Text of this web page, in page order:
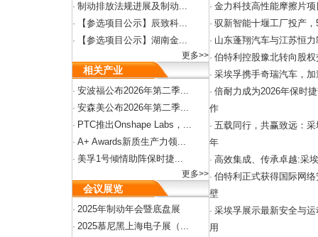
· 制动排放法规进展及制动...
· 【参选项目公示】辰致科...
· 【参选项目公示】湖南金...
更多>>
相关产业
· 安波福公布2026年第二季...
· 安森美公布2026年第二季...
· PTC推出Onshape Labs，...
· A+ Awards新质生产力领...
· 美孚1号倾情助阵保时捷...
更多>>
会议展览
· 2025年制动年会暨底盘展
· 2025慕尼黑上海电子展（...
· 金力科技高性能摩擦片
· 驭新智能十堰工厂投产
· 山东蓬翔汽车与江苏恒
· 伯特利控股豫北转向股
· 采埃孚携手奇瑞汽车，
· 倍耐力成为2026年保时
作
· 五载同行，共赢致远：
年
· 高效集成、传承卓越:采
· 伯特利正式获得国际网
壁
· 采埃孚展示最新安全与
用